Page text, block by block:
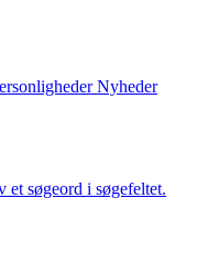
Nyheder
et søgeord i søgefeltet.